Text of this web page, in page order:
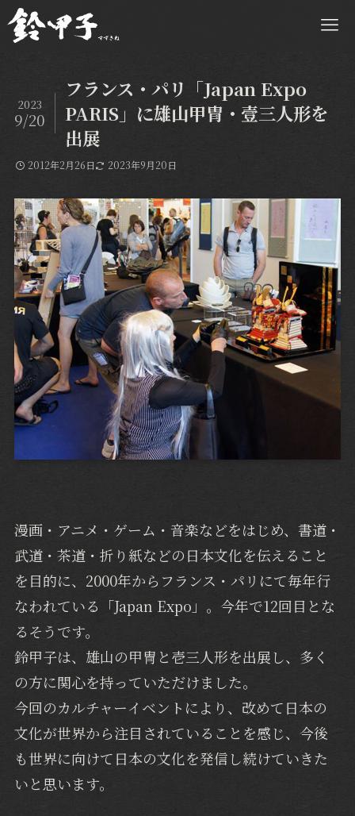
フランス・パリ「Japan Expo
PARIS」に雄山甲冑・壹三人形を
出展
2023
9/20
2012年2月26日 2023年9月20日
漫画・アニメ・ゲーム・音楽などをはじめ、書道・
武道・茶道・折り紙などの日本文化を伝えること
を目的に、2000年からフランス・パリにて毎年行
なわれている「Japan Expo」。今年で12回目とな
るそうです。
鈴甲子は、雄山の甲冑と壱三人形を出展し、多く
の方に関心を持っていただけました。
今回のカルチャーイベントにより、改めて日本の
文化が世界から注目されていることを感じ、今後
も世界に向けて日本の文化を発信し続けていきた
いと思います。